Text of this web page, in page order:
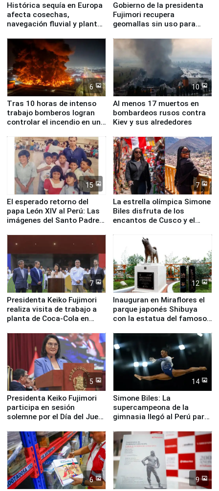
Histórica sequía en Europa
afecta cosechas,
navegación fluvial y plantas
Gobierno de la presidenta
Fujimori recupera
geomallas sin uso para
Fenómeno El Niño
6
Tras 10 horas de intenso
trabajo bomberos logran
controlar el incendio en una
de Chile
10
Al menos 17 muertos en
bombardeos rusos contra
Kiev y sus alrededores
15
El esperado retorno del
papa León XIV al Perú: Las
imágenes del Santo Padre
7
La estrella olímpica Simone
Biles disfruta de los
encantos de Cusco y el
7
Presidenta Keiko Fujimori
realiza visita de trabajo a
planta de Coca-Cola en
12
Inauguran en Miraflores el
parque japonés Shibuya
con la estatua del famoso
5
Presidenta Keiko Fujimori
participa en sesión
solemne por el Día del Juez
14
Simone Biles: La
supercampeona de la
gimnasia llegó al Perú para
Panamericanos Lima 2027
6 9